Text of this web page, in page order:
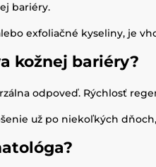
bariéry.
exfoliačné kyseliny, je
kožnej bariéry?
odpoveď. Rýchlosť
už po niekoľkých